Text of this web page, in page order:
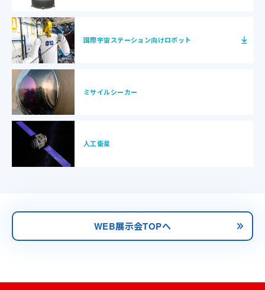
国際宇宙ステーション向けロボット
ミサイルシーカー
人工衛星
WEB展示会TOPへ